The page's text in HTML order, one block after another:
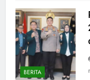
BERITA